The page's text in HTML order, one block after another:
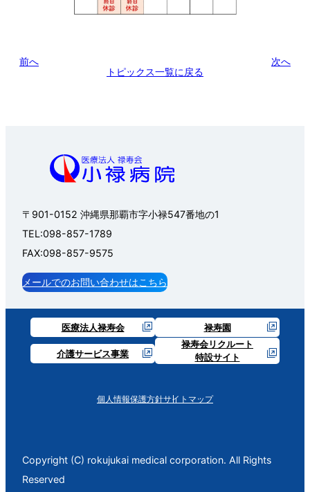
前へ
トピックス一覧に戻る
次へ
〒901-0152 沖縄県那覇市字小禄547番地の1
TEL:098-857-1789
FAX:098-857-9575
メールでのお問い合わせはこちら
医療法人禄寿会 禄寿園
介護サービス事業
禄寿会リクルート
特設サイト
個人情報保護方針サイトマップ
Copyright (C) rokujukai medical corporation. All Rights
Reserved